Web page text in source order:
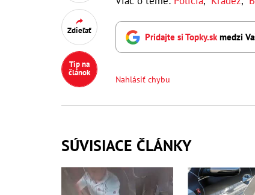
Zdieľať
Tip na
článok
Pridajte si Topky.skmedzi
Nahlásiť chybu
SÚVISIACE ČLÁNKY